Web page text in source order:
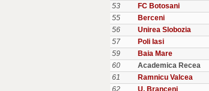
53
FC Botosani
55
Berceni
56
Unirea Slobozia
57
Poli Iasi
59
Baia Mare
60
Academica Recea
61
Ramnicu Valcea
62
U. Branceni